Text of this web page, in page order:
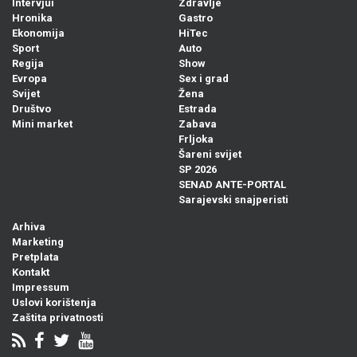
Intervjui
Hronika
Ekonomija
Sport
Regija
Evropa
Svijet
Društvo
Mini market
Zdravlje
Gastro
HiTec
Auto
Show
Sex i grad
Žena
Estrada
Zabava
Frljoka
Šareni svijet
SP 2026
SENAD ANTE-PORTAL
Sarajevski snajperisti
Arhiva
Marketing
Pretplata
Kontakt
Impressum
Uslovi korištenja
Zaštita privatnosti